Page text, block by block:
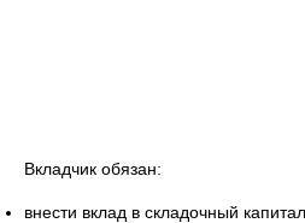
Вкладчик обязан:
внести вклад в складочный